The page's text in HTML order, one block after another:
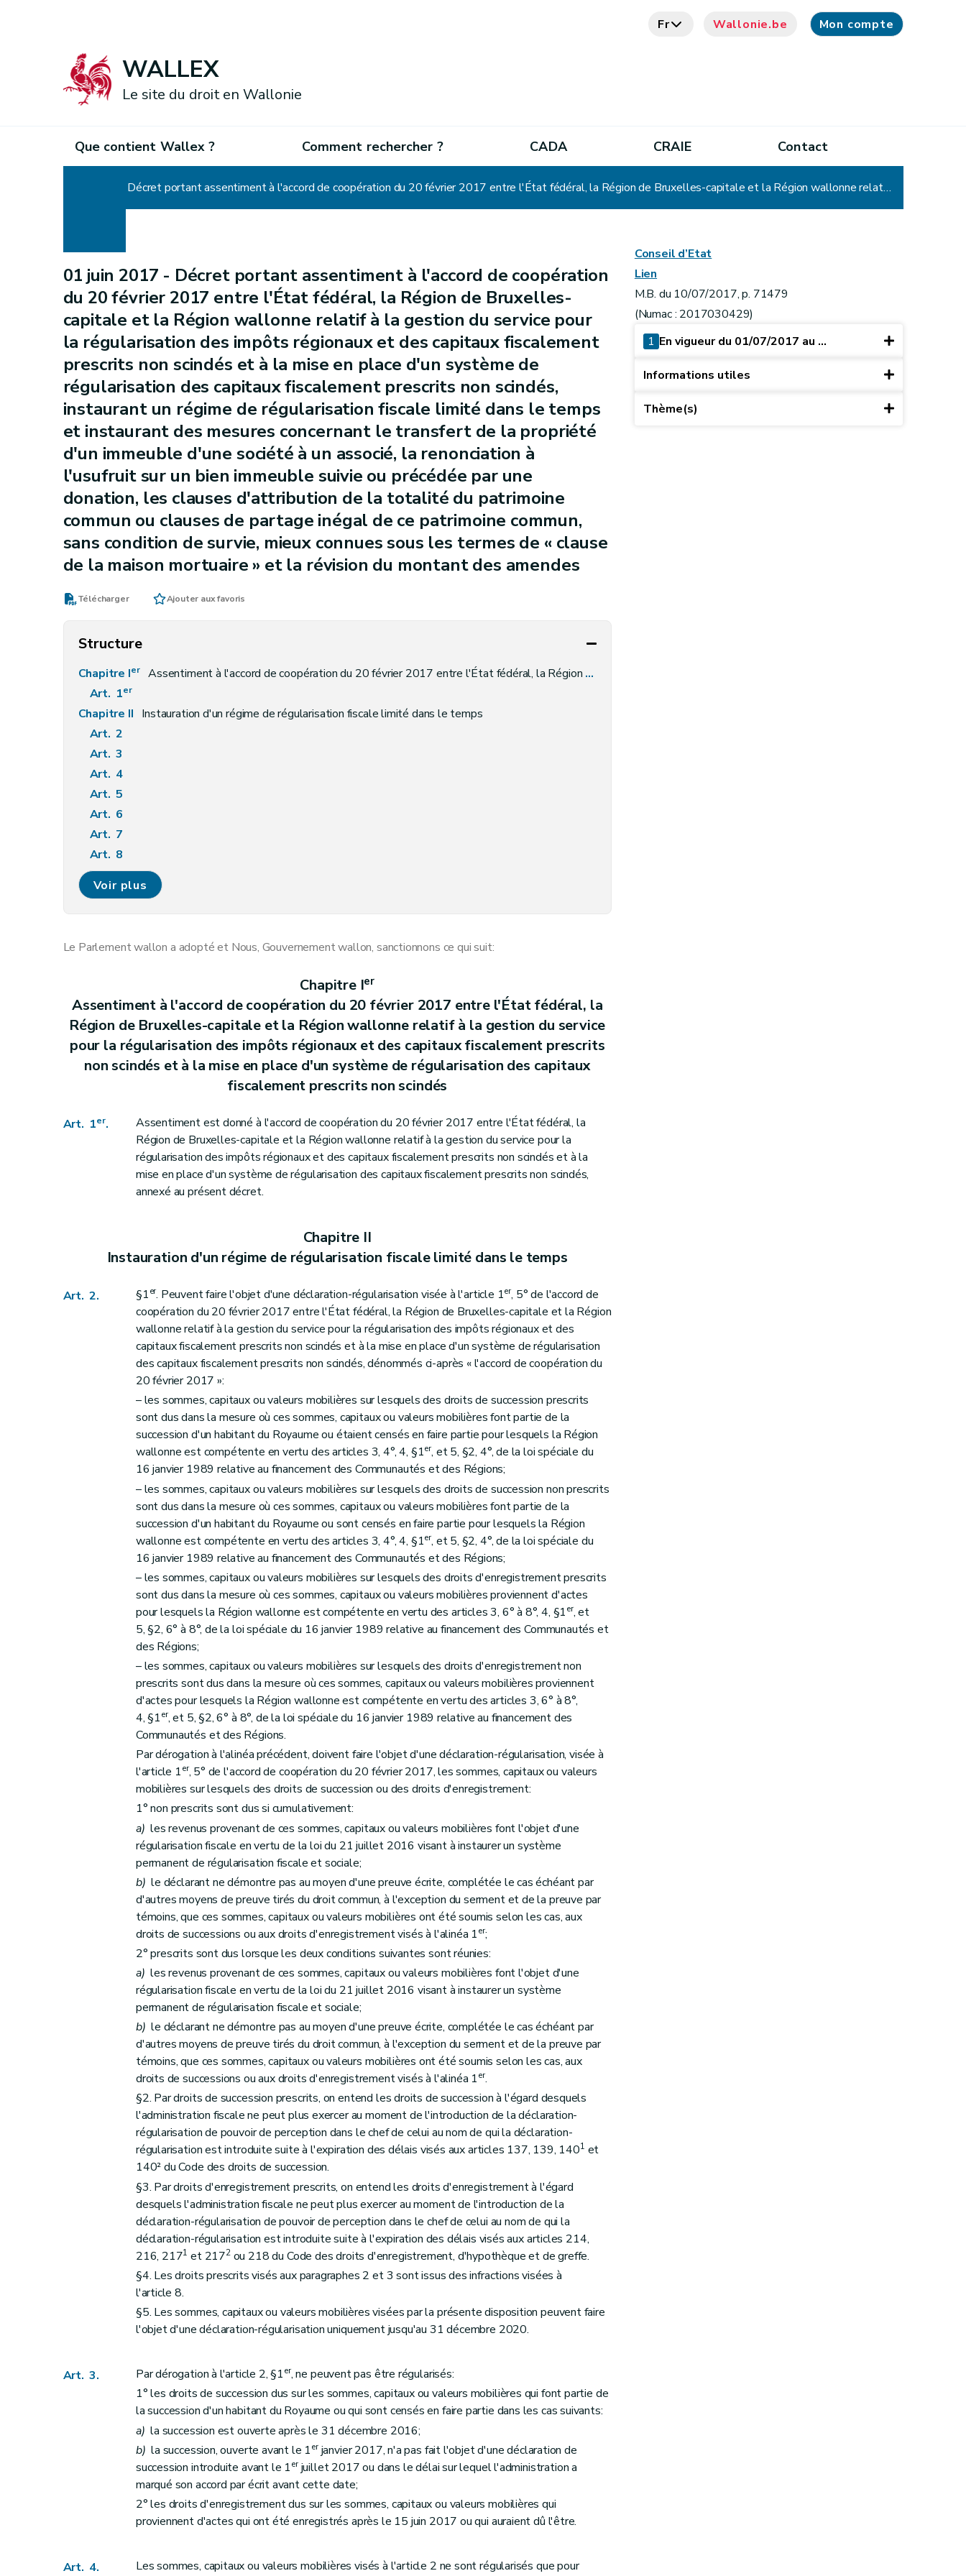
Fr Wallonie.be Mon compte
WALLEX
Le site du droit en Wallonie
Que contient Wallex ? Comment rechercher ? CADA CRAIE Contact
Décret portant assentiment à l'accord de coopération du 20 février 2017 entre l'État fédéral, la Région de Bruxelles-capitale et la Région wallonne relatif à la gestion du service pour la régularisation des impôts régionaux et des capitaux fiscalement prescrits non scindés et à la mise en place d'un système de régularisation des capitaux fiscalement prescrits non scindés, instaurant un régime de régularisation fiscale limité dans le temps et instaurant des mesures concernant le transfert de la propriété d'un immeuble d'une société à un associé, la renonciation à l'usufruit sur un bien immeuble suivie ou précédée par une donation, les clauses d'attribution de la totalité du patrimoine commun ou clauses de partage inégal de ce patrimoine commun, sans condition de survie, mieux connues sous les termes de « clause de la maison mortuaire » et la révision du montant des amendes
01 juin 2017 - Décret portant assentiment à l'accord de coopération
du 20 février 2017 entre l'État fédéral, la Région de Bruxelles-
capitale et la Région wallonne relatif à la gestion du service pour
la régularisation des impôts régionaux et des capitaux fiscalement
prescrits non scindés et à la mise en place d'un système de
régularisation des capitaux fiscalement prescrits non scindés,
instaurant un régime de régularisation fiscale limité dans le temps
et instaurant des mesures concernant le transfert de la propriété
d'un immeuble d'une société à un associé, la renonciation à
l'usufruit sur un bien immeuble suivie ou précédée par une
donation, les clauses d'attribution de la totalité du patrimoine
commun ou clauses de partage inégal de ce patrimoine commun,
sans condition de survie, mieux connues sous les termes de « clause
de la maison mortuaire » et la révision du montant des amendes
Télécharger Ajouter aux favoris
Structure
Chapitre Ier
Assentiment à l'accord de coopération du 20 février 2017 entre l'État fédéral, la Région de Bruxelles-capitale et la Région wallonne relatif à la gestion du service pour la régularisation des impôts régionaux et des capitaux fiscalement prescrits non scindés et à la mise en place d'un système de régularisation des capitaux fiscalement prescrits non scindés
Art. 1er
Chapitre II Instauration d'un régime de régularisation fiscale limité dans le temps
Art. 2
Art. 3
Art. 4
Art. 5
Art. 6
Art. 7
Art. 8
Chapitre III Adaptation des Codes fiscaux en vue de lutter contre les abus et les fraudes fiscales
Section 1re
Modifications au Code des droits d'enregistrement
Art. 11
Art. 15
Section 2 Modifications au Code des droits de succession
Art. 18
Art. 19
Section 3 Modifications au Code des taxes assimilées aux impôts sur les revenus
Art. 20
Art. 21
Section 6 Entrée en vigueur
Voir plus
Le Parlement wallon a adopté et Nous, Gouvernement wallon, sanctionnons ce qui suit:
Chapitre Ier
Assentiment à l'accord de coopération du 20 février 2017 entre l'État fédéral, la
Région de Bruxelles-capitale et la Région wallonne relatif à la gestion du service
pour la régularisation des impôts régionaux et des capitaux fiscalement prescrits
non scindés et à la mise en place d'un système de régularisation des capitaux
fiscalement prescrits non scindés
Art. 1er.
Assentiment est donné à l'accord de coopération du 20 février 2017 entre l'État fédéral, la
Région de Bruxelles-capitale et la Région wallonne relatif à la gestion du service pour la
régularisation des impôts régionaux et des capitaux fiscalement prescrits non scindés et à la
mise en place d'un système de régularisation des capitaux fiscalement prescrits non scindés,
annexé au présent décret.
Chapitre II
Instauration d'un régime de régularisation fiscale limité dans le temps
Art. 2. §1er. Peuvent faire l'objet d'une déclaration-régularisation visée à l'article 1er, 5° de l'accord de
coopération du 20 février 2017 entre l'État fédéral, la Région de Bruxelles-capitale et la Région
wallonne relatif à la gestion du service pour la régularisation des impôts régionaux et des
capitaux fiscalement prescrits non scindés et à la mise en place d'un système de régularisation
des capitaux fiscalement prescrits non scindés, dénommés ci-après « l'accord de coopération du
20 février 2017 »:
– les sommes, capitaux ou valeurs mobilières sur lesquels des droits de succession prescrits
sont dus dans la mesure où ces sommes, capitaux ou valeurs mobilières font partie de la
succession d'un habitant du Royaume ou étaient censés en faire partie pour lesquels la Région
wallonne est compétente en vertu des articles 3, 4°, 4, §1er, et 5, §2, 4°, de la loi spéciale du
16 janvier 1989 relative au financement des Communautés et des Régions;
– les sommes, capitaux ou valeurs mobilières sur lesquels des droits de succession non prescrits
sont dus dans la mesure où ces sommes, capitaux ou valeurs mobilières font partie de la
succession d'un habitant du Royaume ou sont censés en faire partie pour lesquels la Région
wallonne est compétente en vertu des articles 3, 4°, 4, §1er, et 5, §2, 4°, de la loi spéciale du
16 janvier 1989 relative au financement des Communautés et des Régions;
– les sommes, capitaux ou valeurs mobilières sur lesquels des droits d'enregistrement prescrits
sont dus dans la mesure où ces sommes, capitaux ou valeurs mobilières proviennent d'actes
pour lesquels la Région wallonne est compétente en vertu des articles 3, 6° à 8°, 4, §1er, et
5, §2, 6° à 8°, de la loi spéciale du 16 janvier 1989 relative au financement des Communautés et
des Régions;
– les sommes, capitaux ou valeurs mobilières sur lesquels des droits d'enregistrement non
prescrits sont dus dans la mesure où ces sommes, capitaux ou valeurs mobilières proviennent
d'actes pour lesquels la Région wallonne est compétente en vertu des articles 3, 6° à 8°,
4, §1er, et 5, §2, 6° à 8°, de la loi spéciale du 16 janvier 1989 relative au financement des
Communautés et des Régions.
Par dérogation à l'alinéa précédent, doivent faire l'objet d'une déclaration-régularisation, visée à
l'article 1er, 5° de l'accord de coopération du 20 février 2017, les sommes, capitaux ou valeurs
mobilières sur lesquels des droits de succession ou des droits d'enregistrement:
1° non prescrits sont dus si cumulativement:
a) les revenus provenant de ces sommes, capitaux ou valeurs mobilières font l'objet d'une
régularisation fiscale en vertu de la loi du 21 juillet 2016 visant à instaurer un système
permanent de régularisation fiscale et sociale;
b) le déclarant ne démontre pas au moyen d'une preuve écrite, complétée le cas échéant par
d'autres moyens de preuve tirés du droit commun, à l'exception du serment et de la preuve par
témoins, que ces sommes, capitaux ou valeurs mobilières ont été soumis selon les cas, aux
droits de successions ou aux droits d'enregistrement visés à l'alinéa 1er;
2° prescrits sont dus lorsque les deux conditions suivantes sont réunies:
a) les revenus provenant de ces sommes, capitaux ou valeurs mobilières font l'objet d'une
régularisation fiscale en vertu de la loi du 21 juillet 2016 visant à instaurer un système
permanent de régularisation fiscale et sociale;
b) le déclarant ne démontre pas au moyen d'une preuve écrite, complétée le cas échéant par
d'autres moyens de preuve tirés du droit commun, à l'exception du serment et de la preuve par
témoins, que ces sommes, capitaux ou valeurs mobilières ont été soumis selon les cas, aux
droits de successions ou aux droits d'enregistrement visés à l'alinéa 1er.
§2. Par droits de succession prescrits, on entend les droits de succession à l'égard desquels
l'administration fiscale ne peut plus exercer au moment de l'introduction de la déclaration-
régularisation de pouvoir de perception dans le chef de celui au nom de qui la déclaration-
régularisation est introduite suite à l'expiration des délais visés aux articles 137, 139, 1401 et
140² du Code des droits de succession.
§3. Par droits d'enregistrement prescrits, on entend les droits d'enregistrement à l'égard
desquels l'administration fiscale ne peut plus exercer au moment de l'introduction de la
déclaration-régularisation de pouvoir de perception dans le chef de celui au nom de qui la
déclaration-régularisation est introduite suite à l'expiration des délais visés aux articles 214,
216, 2171 et 2172ou 218 du Code des droits d'enregistrement, d'hypothèque et de greffe.
§4. Les droits prescrits visés aux paragraphes 2 et 3 sont issus des infractions visées à
l'article 8.
§5. Les sommes, capitaux ou valeurs mobilières visées par la présente disposition peuvent faire
l'objet d'une déclaration-régularisation uniquement jusqu'au 31 décembre 2020.
Art. 3. Par dérogation à l'article 2, §1er, ne peuvent pas être régularisés:
1° les droits de succession dus sur les sommes, capitaux ou valeurs mobilières qui font partie de
la succession d'un habitant du Royaume ou qui sont censés en faire partie dans les cas suivants:
a) la succession est ouverte après le 31 décembre 2016;
b) la succession, ouverte avant le 1erjanvier 2017, n'a pas fait l'objet d'une déclaration de
succession introduite avant le 1erjuillet 2017 ou dans le délai sur lequel l'administration a
marqué son accord par écrit avant cette date;
2° les droits d'enregistrement dus sur les sommes, capitaux ou valeurs mobilières qui
proviennent d'actes qui ont été enregistrés après le 15 juin 2017 ou qui auraient dû l'être.
Art. 4.
Les sommes, capitaux ou valeurs mobilières visés à l'article 2 ne sont régularisés que pour
Conseil d’Etat
Lien
M.B. du 10/07/2017, p. 71479
(Numac : 2017030429)
1 En vigueur du 01/07/2017 au ...
Informations utiles
Thème(s)